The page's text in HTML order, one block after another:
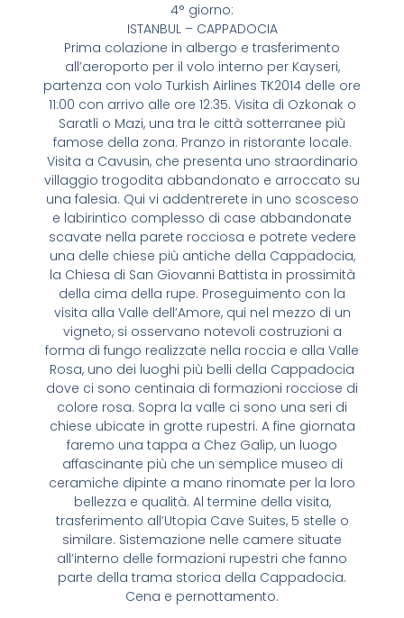
4° giorno:
ISTANBUL – CAPPADOCIA
Prima colazione in albergo e trasferimento
all’aeroporto per il volo interno per Kayseri,
partenza con volo Turkish Airlines TK2014 delle ore
11:00 con arrivo alle ore 12:35. Visita di Ozkonak o
Saratli o Mazi, una tra le città sotterranee più
famose della zona. Pranzo in ristorante locale.
Visita a Cavusin, che presenta uno straordinario
villaggio trogodita abbandonato e arroccato su
una falesia. Qui vi addentrerete in uno scosceso
e labirintico complesso di case abbandonate
scavate nella parete rocciosa e potrete vedere
una delle chiese più antiche della Cappadocia,
la Chiesa di San Giovanni Battista in prossimità
della cima della rupe. Proseguimento con la
visita alla Valle dell’Amore, qui nel mezzo di un
vigneto, si osservano notevoli costruzioni a
forma di fungo realizzate nella roccia e alla Valle
Rosa, uno dei luoghi più belli della Cappadocia
dove ci sono centinaia di formazioni rocciose di
colore rosa. Sopra la valle ci sono una seri di
chiese ubicate in grotte rupestri. A fine giornata
faremo una tappa a Chez Galip, un luogo
affascinante più che un semplice museo di
ceramiche dipinte a mano rinomate per la loro
bellezza e qualità. Al termine della visita,
trasferimento all’Utopia Cave Suites, 5 stelle o
similare. Sistemazione nelle camere situate
all’interno delle formazioni rupestri che fanno
parte della trama storica della Cappadocia.
Cena e pernottamento.